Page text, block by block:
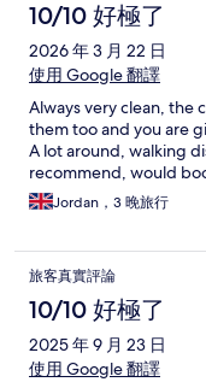
10/10 好極了
2026 年 3 月 22 日
使用 Google 翻譯
Always very clean, the
them too and you are
A lot around, walking
recommend, would
Jordan，3 晚旅行
旅客真實評論
10/10 好極了
2025 年 9 月 23 日
使用 Google 翻譯